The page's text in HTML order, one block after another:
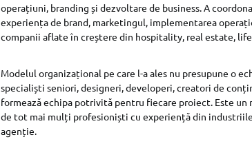
operațiuni, branding și dezvoltare de business. A
experiența de brand, marketingul, implementarea
companii aflate în creștere din hospitality, real estate,
Modelul organizațional pe care l-a ales nu presupune o
specialiști seniori, designeri, developeri, creatori de
formează echipa potrivită pentru fiecare proiect. Este
de tot mai mulți profesioniști cu experiență din
agenție.